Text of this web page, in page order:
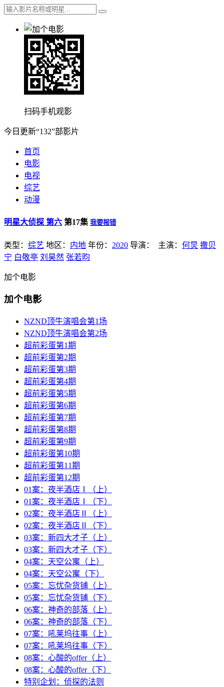
扫码手机观影
今日更新“132”部影片
首页
电影
电视
综艺
动漫
明星大侦探 第六 第17集 我要报错
类型： 综艺 地区： 内地 年份： 2020 导演： 主演： 何炅 撒贝
宁 白敬亭 刘昊然 张若昀
加个电影
加个电影
NZND顶牛演唱会第1场
NZND顶牛演唱会第2场
超前彩蛋第1期
超前彩蛋第2期
超前彩蛋第3期
超前彩蛋第4期
超前彩蛋第5期
超前彩蛋第6期
超前彩蛋第7期
超前彩蛋第8期
超前彩蛋第9期
超前彩蛋第10期
超前彩蛋第11期
超前彩蛋第12期
01案：夜半酒店Ⅰ（上）
01案：夜半酒店Ⅰ（下）
02案：夜半酒店Ⅱ（上）
02案：夜半酒店Ⅱ（下）
03案：新四大才子（上）
03案：新四大才子（下）
04案：天空公寓（上）
04案：天空公寓（下）
05案：忘忧杂货铺（上）
05案：忘忧杂货铺（下）
06案：神奇的部落（上）
06案：神奇的部落（下）
07案：吼莱坞往事（上）
07案：吼莱坞往事（下）
08案：心酸的offer（上）
08案：心酸的offer（下）
特别企划：侦探的法则